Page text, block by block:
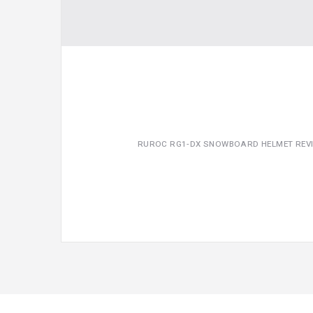
RUROC RG1-DX SNOWBOARD HELMET